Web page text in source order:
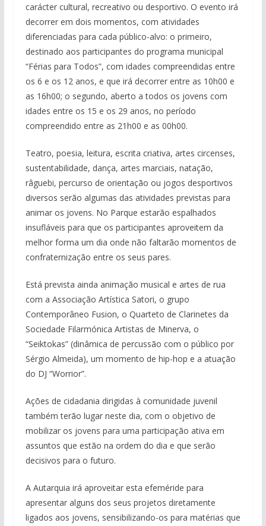
carácter cultural, recreativo ou desportivo. O evento irá
decorrer em dois momentos, com atividades
diferenciadas para cada público-alvo: o primeiro,
destinado aos participantes do programa municipal
“Férias para Todos”, com idades compreendidas entre
os 6 e os 12 anos, e que irá decorrer entre as 10h00 e
as 16h00; o segundo, aberto a todos os jovens com
idades entre os 15 e os 29 anos, no período
compreendido entre as 21h00 e as 00h00.
Teatro, poesia, leitura, escrita criativa, artes circenses,
sustentabilidade, dança, artes marciais, natação,
râguebi, percurso de orientação ou jogos desportivos
diversos serão algumas das atividades previstas para
animar os jovens. No Parque estarão espalhados
insufláveis para que os participantes aproveitem da
melhor forma um dia onde não faltarão momentos de
confraternização entre os seus pares.
Está prevista ainda animação musical e artes de rua
com a Associação Artística Satori, o grupo
Contemporâneo Fusion, o Quarteto de Clarinetes da
Sociedade Filarmónica Artistas de Minerva, o
“Seiktokas” (dinâmica de percussão com o público por
Sérgio Almeida), um momento de hip-hop e a atuação
do DJ “Worrior”.
Ações de cidadania dirigidas à comunidade juvenil
também terão lugar neste dia, com o objetivo de
mobilizar os jovens para uma participação ativa em
assuntos que estão na ordem do dia e que serão
decisivos para o futuro.
A Autarquia irá aproveitar esta efeméride para
apresentar alguns dos seus projetos diretamente
ligados aos jovens, sensibilizando-os para matérias que